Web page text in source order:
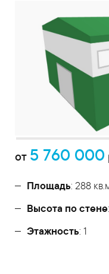
от 5 760 000
Площадь: 288
Высота по стене
Этажность: 1